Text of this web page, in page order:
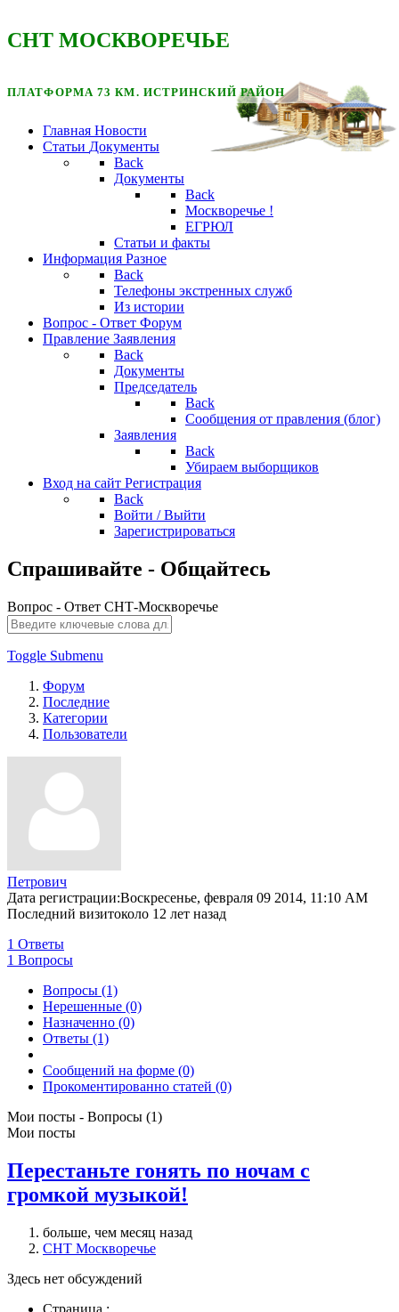
CНТ МОСКВОРЕЧЬЕ
ПЛАТФОРМА 73 КМ. ИСТРИНСКИЙ РАЙОН
Главная Новости
Статьи Документы
Back
Документы
Back
Москворечье !
ЕГРЮЛ
Статьи и факты
Информация Разное
Back
Телефоны экстренных служб
Из истории
Вопрос - Ответ Форум
Правление Заявления
Back
Документы
Председатель
Back
Сообщения от правления (блог)
Заявления
Back
Убираем выборщиков
Вход на сайт Регистрация
Back
Войти / Выйти
Зарегистрироваться
Спрашивайте - Общайтесь
Вопрос - Ответ СНТ-Москворечье
Toggle Submenu
Форум
Последние
Категории
Пользователи
Петрович
Дата регистрации:Воскресенье, февраля 09 2014, 11:10 AM
Последний визитоколо 12 лет назад
1 Ответы
1 Вопросы
Вопросы (1)
Нерешенные (0)
Назначенно (0)
Ответы (1)
Сообщений на форме (0)
Прокоментированно статей (0)
Мои посты - Вопросы (1)
Мои посты
Перестаньте гонять по ночам с
громкой музыкой!
больше, чем месяц назад
СНТ Москворечье
Здесь нет обсуждений
Страница :